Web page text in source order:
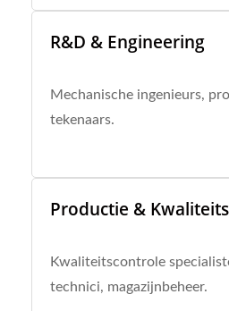
R&D & Engineering
Mechanische ingenieurs,
tekenaars.
Productie &
Kwaliteitscontrole
technici, magazijnbeheer.